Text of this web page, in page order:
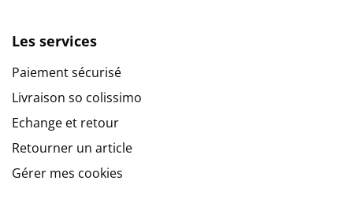
Les services
Paiement sécurisé
Livraison so colissimo
Echange et retour
Retourner un article
Gérer mes cookies